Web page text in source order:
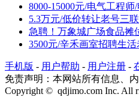
8000-15000元/电气工程
5.3万元/低价转让老号三
急聘！万象城广场食品摊
3500元/辛禾画室招聘生活
手机版 - 用户帮助 - 用户注册 -
免责声明：本网站所有信息、
Copyright © qdjimo.com Inc. All